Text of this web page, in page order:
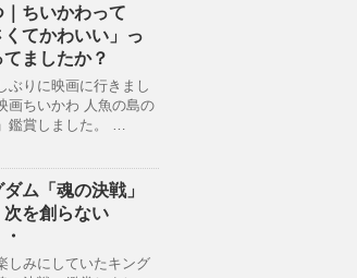
｜ちいかわって
くてかわいい」っ
ましたか？
ぶりに映画に行きまし
画ちいかわ 人魚の島の
鑑賞しました。 …
ム「魂の決戦」
次を創らない
しみにしていたキング